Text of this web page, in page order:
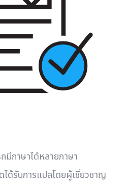
มีภาษาได้หลายภาษา
ด้รับการแปลโดยผู้เชี่ยวชาญ